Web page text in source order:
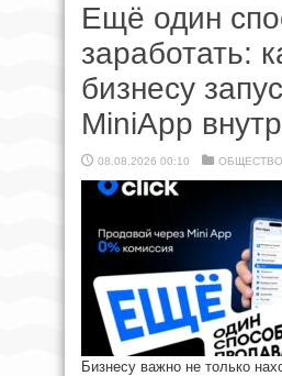
Ещё один
заработать:
бизнесу
MiniApp
08.08.2026 00:10 ОБЩЕСТВО
Бизнесу важно не только